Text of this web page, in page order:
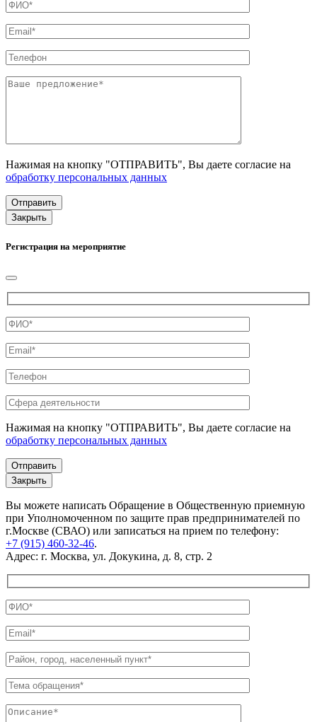
Нажимая на кнопку "ОТПРАВИТЬ", Вы даете согласие на
обработку персональных данных
Закрыть
Регистрация на мероприятие
Нажимая на кнопку "ОТПРАВИТЬ", Вы даете согласие на
обработку персональных данных
Закрыть
Вы можете написать Обращение в Общественную приемную
при Уполномоченном по защите прав предпринимателей по
г.Москве (СВАО) или записаться на прием по телефону:
+7 (915) 460-32-46.
Адрес: г. Москва, ул. Докукина, д. 8, стр. 2